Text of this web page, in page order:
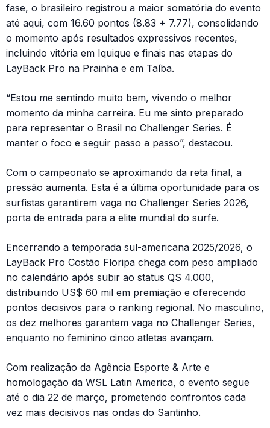
fase, o brasileiro registrou a maior somatória do evento
até aqui, com 16.60 pontos (8.83 + 7.77), consolidando
o momento após resultados expressivos recentes,
incluindo vitória em Iquique e finais nas etapas do
LayBack Pro na Prainha e em Taíba.
“Estou me sentindo muito bem, vivendo o melhor
momento da minha carreira. Eu me sinto preparado
para representar o Brasil no Challenger Series. É
manter o foco e seguir passo a passo”, destacou.
Com o campeonato se aproximando da reta final, a
pressão aumenta. Esta é a última oportunidade para os
surfistas garantirem vaga no Challenger Series 2026,
porta de entrada para a elite mundial do surfe.
Encerrando a temporada sul-americana 2025/2026, o
LayBack Pro Costão Floripa chega com peso ampliado
no calendário após subir ao status QS 4.000,
distribuindo US$ 60 mil em premiação e oferecendo
pontos decisivos para o ranking regional. No masculino,
os dez melhores garantem vaga no Challenger Series,
enquanto no feminino cinco atletas avançam.
Com realização da Agência Esporte & Arte e
homologação da WSL Latin America, o evento segue
até o dia 22 de março, prometendo confrontos cada
vez mais decisivos nas ondas do Santinho.